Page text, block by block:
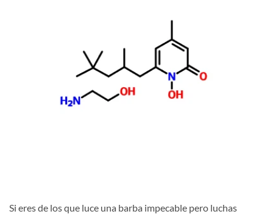
Si eres de los que luce una barba impecable pero luchas